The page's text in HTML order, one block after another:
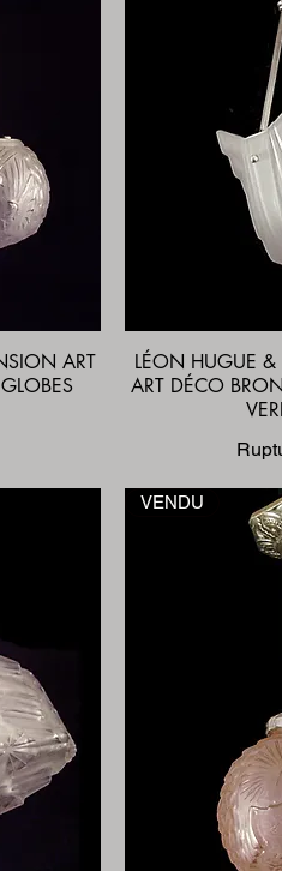
ART
LÉON HUGUE &
ART DÉCO
VENDU